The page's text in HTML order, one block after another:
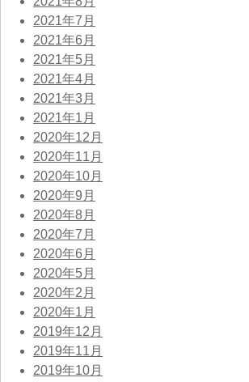
2021年7月
2021年6月
2021年5月
2021年4月
2021年3月
2021年1月
2020年12月
2020年11月
2020年10月
2020年9月
2020年8月
2020年7月
2020年6月
2020年5月
2020年2月
2020年1月
2019年12月
2019年11月
2019年10月